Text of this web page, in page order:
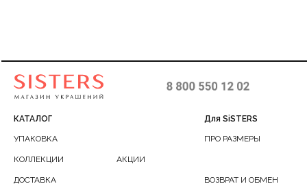
КАТАЛОГ Для SiSTERS
УПАКОВКА
ДОСТАВКА
КОЛЛЕКЦИИ
ПРО РАЗМЕРЫ
АКЦИИ
ВОЗВРАТ И ОБМЕН